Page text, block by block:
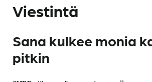
Viestintä
Sana kulkee monia
pitkin